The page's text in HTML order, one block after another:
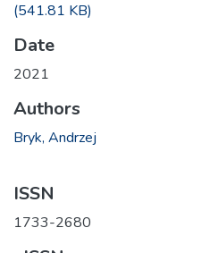
(541.81 KB)
Date
2021
Authors
Bryk, Andrzej
ISSN
1733-2680